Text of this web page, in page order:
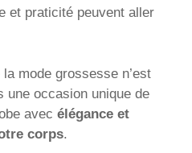
et praticité peuvent aller
mode grossesse n’est
une occasion unique de
avec élégance et
corps.